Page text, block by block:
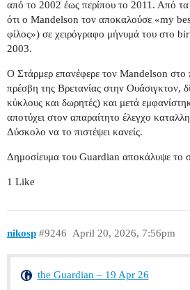
από το 2002 έως περίπου το 2011. Από τα
ότι ο Mandelson τον αποκαλούσε «my
φίλος») σε χειρόγραφο μήνυμά του στο
2003.
Ο Στάρμερ επανέφερε τον Mandelson στο
πρέσβη της Βρετανίας στην Ουάσιγκτον,
κύκλους και δωρητές) και μετά
αποτύχει στον απαραίτητο έλεγχο
Δύσκολο να το πιστέψει κανείς.
Δημοσίευμα του Guardian αποκάλυψε το
1 Like
nikosp April 20, 2026, 7:56pm
#9246
the Guardian – 19 Apr 26